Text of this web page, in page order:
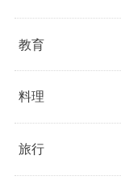
教育
料理
旅行